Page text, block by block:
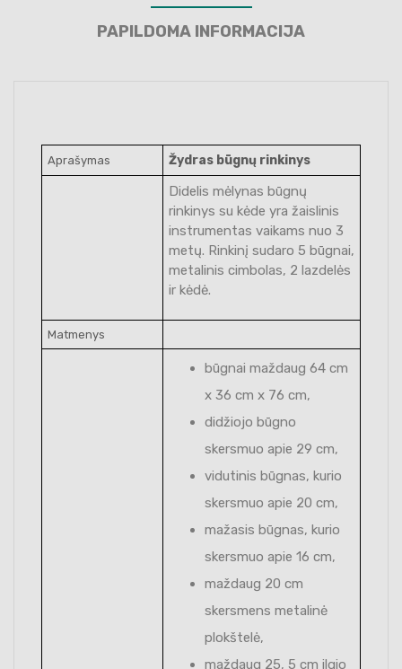
PAPILDOMA INFORMACIJA
Aprašymas Žydras būgnų rinkinys
Didelis mėlynas būgnų
rinkinys su kėde yra žaislinis
instrumentas vaikams nuo 3
metų. Rinkinį sudaro 5 būgnai,
metalinis cimbolas, 2 lazdelės
ir kėdė.
Matmenys
būgnai maždaug 64 cm
x 36 cm x 76 cm,
didžiojo būgno
skersmuo apie 29 cm,
vidutinis būgnas, kurio
skersmuo apie 20 cm,
mažasis būgnas, kurio
skersmuo apie 16 cm,
maždaug 20 cm
skersmens metalinė
plokštelė,
maždaug 25, 5 cm ilgio